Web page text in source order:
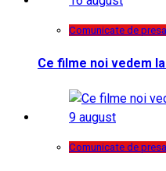
Comunicate de presa
Ce filme noi vedem
Comunicate de presa